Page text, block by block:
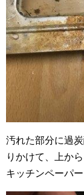
汚れた部分に過
りかけて、上か
キッチンペーパ